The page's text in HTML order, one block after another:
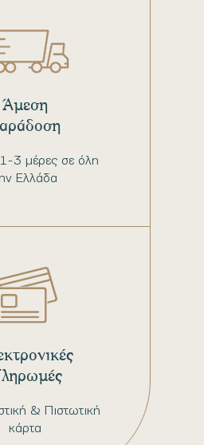
3 μέρες σε όλη
Ελλάδα
Άμεση
& Πιστωτική
κάρτα